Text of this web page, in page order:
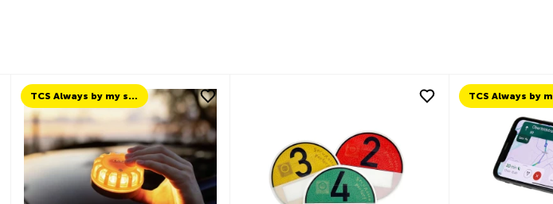
TCS Always by my side